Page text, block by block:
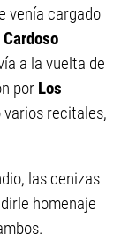
venía cargado
a la vuelta de
por Los
recitales,
las cenizas
homenaje